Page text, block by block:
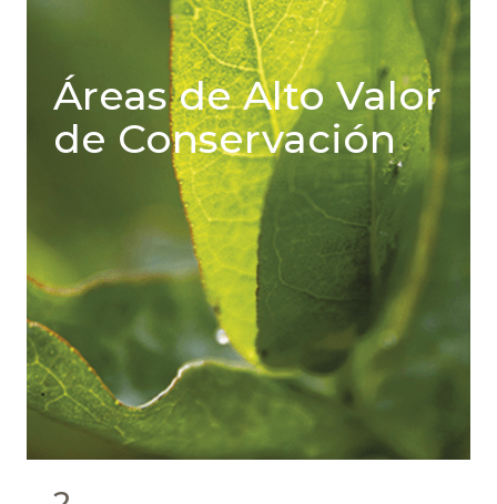
Áreas de Alto Valor
de Conservación